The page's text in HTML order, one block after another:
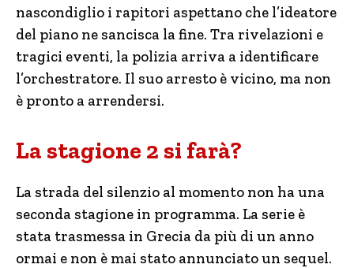
nascondiglio i rapitori aspettano che l’ideatore
del piano ne sancisca la fine. Tra rivelazioni e
tragici eventi, la polizia arriva a identificare
l’orchestratore. Il suo arresto è vicino, ma non
è pronto a arrendersi.
La stagione 2 si farà?
La strada del silenzio al momento non ha una
seconda stagione in programma. La serie è
stata trasmessa in Grecia da più di un anno
ormai e non è mai stato annunciato un sequel.